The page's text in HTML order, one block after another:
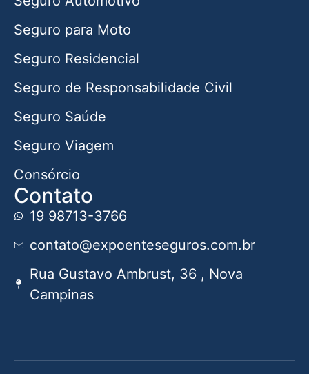
Seguro para Moto
Seguro Residencial
Seguro de Responsabilidade Civil
Seguro Saúde
Seguro Viagem
Consórcio
Contato
19 98713-3766
contato@expoenteseguros.com.br
Rua Gustavo Ambrust, 36 , Nova
Campinas